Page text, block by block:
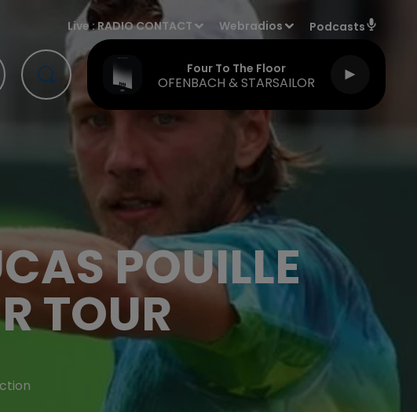
Live :RADIO CONTACT Webradios Podcasts
Four To The Floor
OFENBACH & STARSAILOR
POUILLE
TOUR